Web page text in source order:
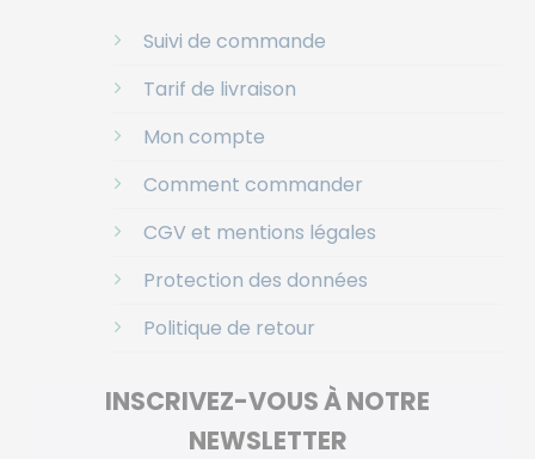
Suivi de commande
Tarif de livraison
Mon compte
Comment commander
CGV et mentions légales
Protection des données
Politique de retour
INSCRIVEZ-VOUS À NOTRE
NEWSLETTER